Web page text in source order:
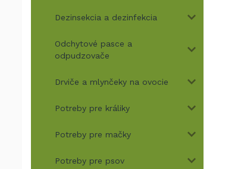
Dezinsekcia a dezinfekcia
Odchytové pasce a
odpudzovače
Drviče a mlynčeky na ovocie
Potreby pre králiky
Potreby pre mačky
Potreby pre psov